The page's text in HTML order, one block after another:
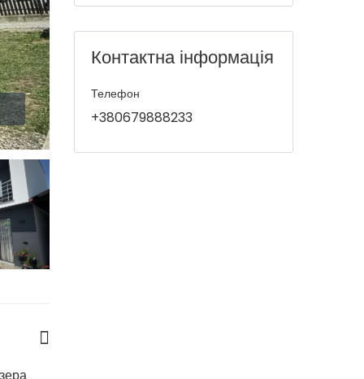
Контактна інформація
Телефон
+380679888233